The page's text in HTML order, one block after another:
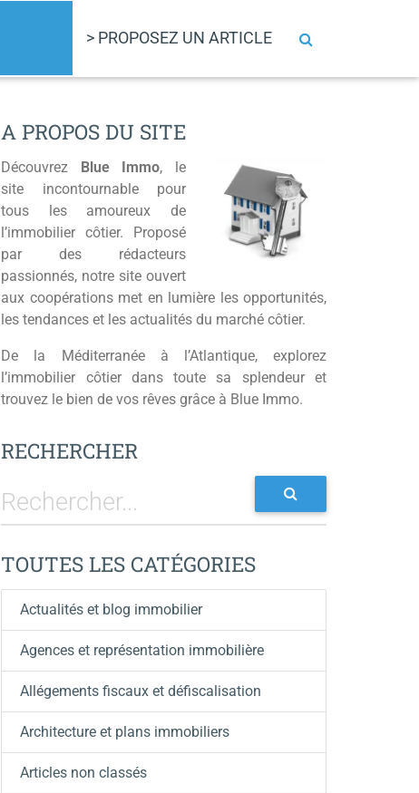
> PROPOSEZ UN ARTICLE
A PROPOS DU SITE
Découvrez Blue Immo, le
site incontournable pour
tous les amoureux de
l’immobilier côtier. Proposé
par des rédacteurs
passionnés, notre site ouvert
aux coopérations met en lumière les opportunités,
les tendances et les actualités du marché côtier.
De la Méditerranée à l’Atlantique, explorez
l’immobilier côtier dans toute sa splendeur et
trouvez le bien de vos rêves grâce à Blue Immo.
RECHERCHER
TOUTES LES CATÉGORIES
Actualités et blog immobilier
Agences et représentation immobilière
Allégements fiscaux et défiscalisation
Architecture et plans immobiliers
Articles non classés